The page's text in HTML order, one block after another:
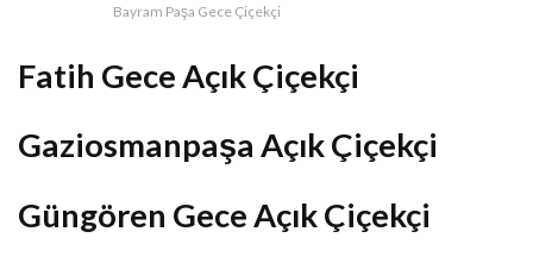
Bayram Paşa Gece Çiçekçi
Fatih Gece Açık Çiçekçi
Gaziosmanpaşa Açık Çiçekçi
Güngören Gece Açık Çiçekçi